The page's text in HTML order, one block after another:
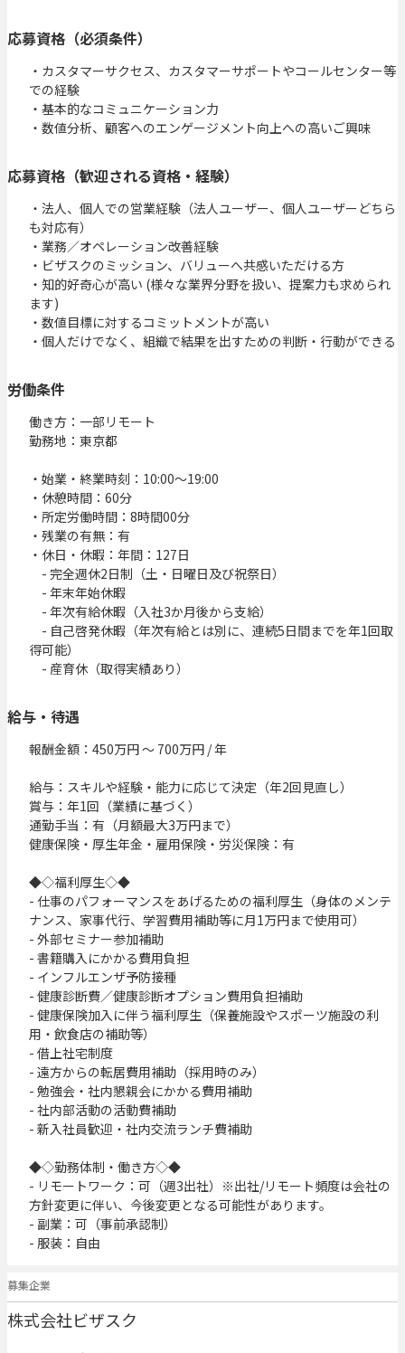
応募資格（必須条件）
・カスタマーサクセス、カスタマーサポートやコールセンター等
での経験
・基本的なコミュニケーション力
・数値分析、顧客へのエンゲージメント向上への高いご興味
応募資格（歓迎される資格・経験）
・法人、個人での営業経験（法人ユーザー、個人ユーザーどちら
も対応有）
・業務／オペレーション改善経験
・ビザスクのミッション、バリューへ共感いただける方
・知的好奇心が高い (様々な業界分野を扱い、提案力も求められ
ます)
・数値目標に対するコミットメントが高い
・個人だけでなく、組織で結果を出すための判断・行動ができる
労働条件
働き方：一部リモート
勤務地：東京都
・始業・終業時刻：10:00〜19:00
・休憩時間：60分
・所定労働時間：8時間00分
・残業の有無：有
・休日・休暇：年間：127日
- 完全週休2日制（土・日曜日及び祝祭日）
- 年末年始休暇
- 年次有給休暇（入社3か月後から支給）
- 自己啓発休暇（年次有給とは別に、連続5日間までを年1回取
得可能）
- 産育休（取得実績あり）
給与・待遇
報酬金額：450万円 〜 700万円 / 年
給与：スキルや経験・能力に応じて決定（年2回見直し）
賞与：年1回（業績に基づく）
通勤手当：有（月額最大3万円まで）
健康保険・厚生年金・雇用保険・労災保険：有
◆◇福利厚生◇◆
- 仕事のパフォーマンスをあげるための福利厚生（身体のメンテ
ナンス、家事代行、学習費用補助等に月1万円まで使用可）
- 外部セミナー参加補助
- 書籍購入にかかる費用負担
- インフルエンザ予防接種
- 健康診断費／健康診断オプション費用負担補助
- 健康保険加入に伴う福利厚生（保養施設やスポーツ施設の利
用・飲食店の補助等）
- 借上社宅制度
- 遠方からの転居費用補助（採用時のみ）
- 勉強会・社内懇親会にかかる費用補助
- 社内部活動の活動費補助
- 新入社員歓迎・社内交流ランチ費補助
◆◇勤務体制・働き方◇◆
- リモートワーク：可（週3出社）※出社/リモート頻度は会社の
方針変更に伴い、今後変更となる可能性があります。
- 副業：可（事前承認制）
- 服装：自由
募集企業
株式会社ビザスク